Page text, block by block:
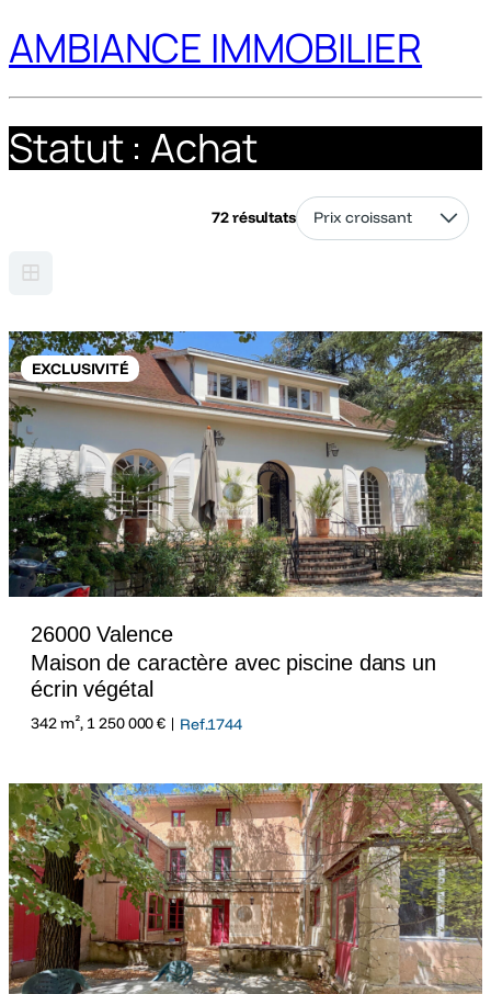
AMBIANCE IMMOBILIER
Statut :Achat
72 résultats
EXCLUSIVITÉ
26000 Valence
Maison de caractère avec piscine dans un
écrin végétal
342 m², 1 250 000 € | Ref.1744